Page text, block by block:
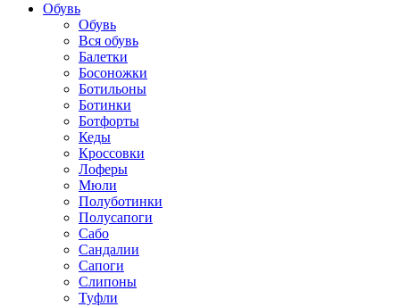
Обувь
Обувь
Вся обувь
Балетки
Босоножки
Ботильоны
Ботинки
Ботфорты
Кеды
Кроссовки
Лоферы
Мюли
Полуботинки
Полусапоги
Сабо
Сандалии
Сапоги
Слипоны
Туфли